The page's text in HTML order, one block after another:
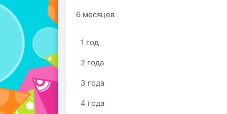
6 месяцев
1 год
2 года
3 года
4 года